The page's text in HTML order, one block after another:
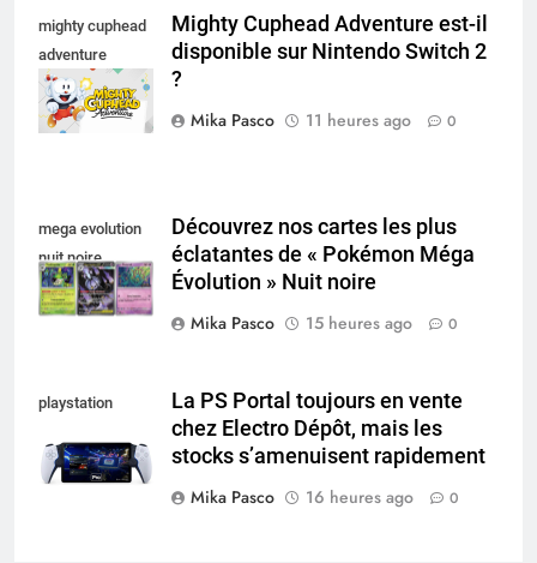
mighty cuphead
adventure
nintendo switch
Mighty Cuphead Adventure est-il
disponible sur Nintendo Switch 2
?
Mika Pasco
11 heures ago 0
mega evolution
nuit noire
Découvrez nos cartes les plus
éclatantes de « Pokémon Méga
Évolution » Nuit noire
Mika Pasco
15 heures ago 0
playstation
La PS Portal toujours en vente
chez Electro Dépôt, mais les
stocks s’amenuisent rapidement
Mika Pasco
16 heures ago 0